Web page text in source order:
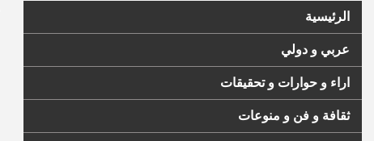
الرئيسية
عربي و دولي
اراء و حوارات و تحقيقات
ثقافة و فن و منوعات